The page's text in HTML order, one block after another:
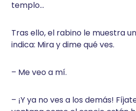
templo…
Tras ello, el rabino le muestra
indica: Mira y dime qué ves.
– Me veo a mí.
– ¡Y ya no ves a los demás!